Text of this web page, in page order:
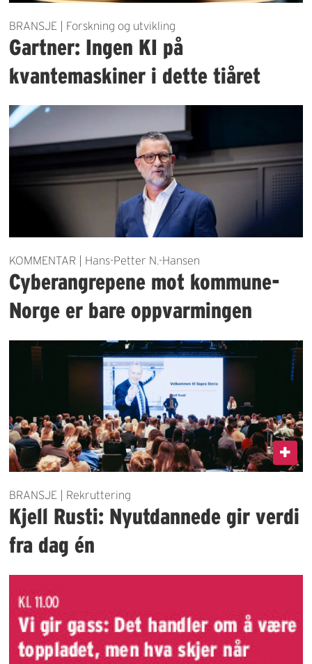
BRANSJE | Forskning og utvikling
Gartner: Ingen KI på
kvantemaskiner i dette tiåret
KOMMENTAR | Hans-Petter N.-Hansen
Cyberangrepene mot kommune-
Norge er bare oppvarmingen
BRANSJE | Rekruttering
Kjell Rusti: Nyutdannede gir verdi
fra dag én